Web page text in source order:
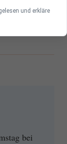
bei
und erkläre